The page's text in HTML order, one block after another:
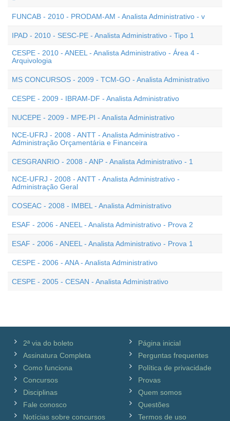
FUNCAB - 2010 - PRODAM-AM - Analista Administrativo - v
IPAD - 2010 - SESC-PE - Analista Administrativo - Tipo 1
CESPE - 2010 - ANEEL - Analista Administrativo - Área 4 -
Arquivologia
MS CONCURSOS - 2009 - TCM-GO - Analista Administrativo
CESPE - 2009 - IBRAM-DF - Analista Administrativo
NUCEPE - 2009 - MPE-PI - Analista Administrativo
NCE-UFRJ - 2008 - ANTT - Analista Administrativo -
Administração Orçamentária e Financeira
CESGRANRIO - 2008 - ANP - Analista Administrativo - 1
NCE-UFRJ - 2008 - ANTT - Analista Administrativo -
Administração Geral
COSEAC - 2008 - IMBEL - Analista Administrativo
ESAF - 2006 - ANEEL - Analista Administrativo - Prova 2
ESAF - 2006 - ANEEL - Analista Administrativo - Prova 1
CESPE - 2006 - ANA - Analista Administrativo
CESPE - 2005 - CESAN - Analista Administrativo
2ª via do boleto
Assinatura Completa
Como funciona
Concursos
Disciplinas
Fale conosco
Notícias sobre concursos
Página inicial
Perguntas frequentes
Política de privacidade
Provas
Quem somos
Questões
Termos de uso